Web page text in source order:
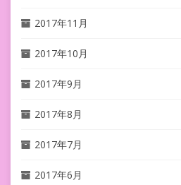
2017年11月
2017年10月
2017年9月
2017年8月
2017年7月
2017年6月